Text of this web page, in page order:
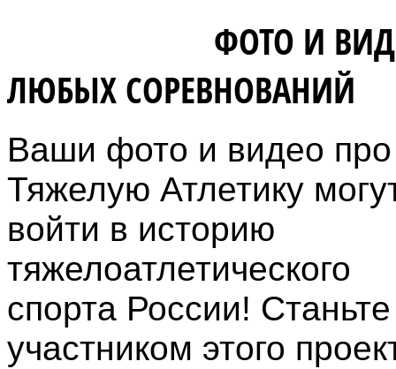
ФОТО И
ЛЮБЫХ СОРЕВНОВАНИЙ
Ваши фото и видео про
Тяжелую Атлетику
войти в историю
тяжелоатлетического
спорта России! Станьте
участником этого